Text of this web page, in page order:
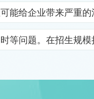
给企业带来严
问题。在招生